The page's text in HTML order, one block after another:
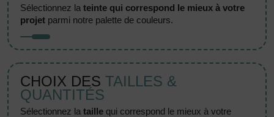
sélectionnez lateinte qui correspond le mieux à votre
projet parmi notre palette de couleurs.
CHOIX DES TAILLES &
QUANTITÉS
sélectionnez lataille qui correspond le mieux à votre